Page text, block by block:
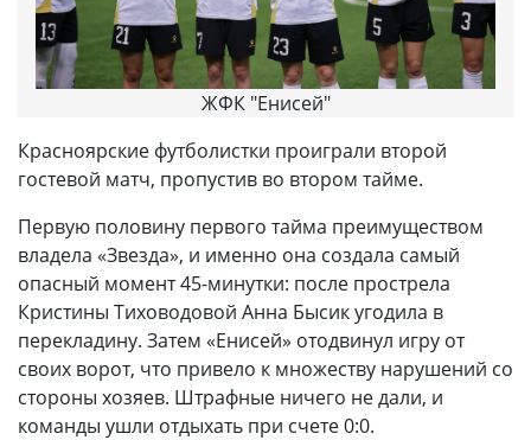
ЖФК "Енисей"
Красноярские футболистки проиграли второй
гостевой матч, пропустив во втором тайме.
Первую половину первого тайма преимуществом
владела «Звезда», и именно она создала самый
опасный момент 45-минутки: после прострела
Кристины Тиховодовой Анна Бысик угодила в
перекладину. Затем «Енисей» отодвинул игру от
своих ворот, что привело к множеству нарушений со
стороны хозяев. Штрафные ничего не дали, и
команды ушли отдыхать при счете 0:0.